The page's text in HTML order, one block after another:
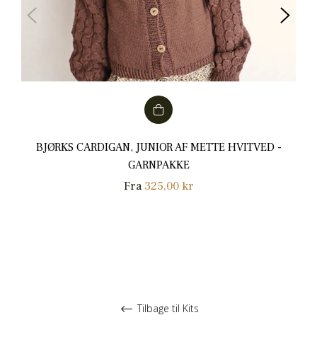
BJØRKS CARDIGAN, JUNIOR AF METTE HVITVED -
GARNPAKKE
Fra 325,00 kr
Tilbage til Kits